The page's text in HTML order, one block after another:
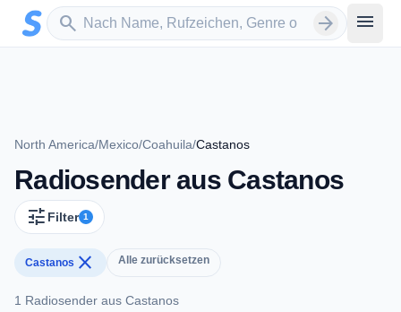
Zum Hauptinhalt springen
search
Sender suchen arrow_forward menu
North America/Mexico/Coahuila/Castanos
Radiosender aus Castanos
tune Filter 1
Castanos close Alle zurücksetzen
1 Radiosender aus Castanos